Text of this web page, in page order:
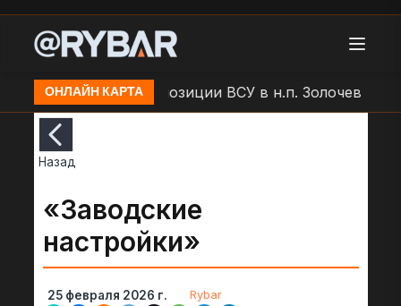
ОНЛАЙН КАРТА
БЛА "Молния" по позиции ВСУ в н.п. Золочев
Назад
«Заводские
настройки»
25 февраля 2026 г. Rybar